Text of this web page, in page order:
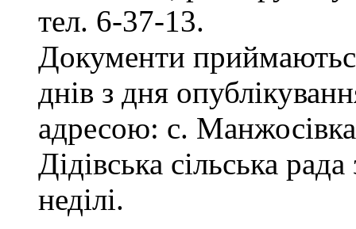
тел. 6-37-13.
Документи
днів з дня
адресою: с.
Дідівська сільська
неділі.